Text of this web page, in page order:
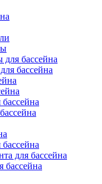
бассейна
бассейна
для бассейна
бассейна